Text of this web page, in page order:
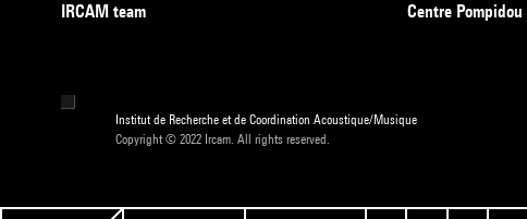
IRCAM team
Centre Pompidou
Institut de Recherche et de Coordination Acoustique/Musique
Copyright © 2022 Ircam. All rights reserved.